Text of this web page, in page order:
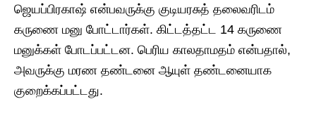
ஜெயப்பிரகாஷ் என்பவருக்கு குடியரசுத் தலைவரிடம்
கருணை மனு போட்டார்கள். கிட்டத்தட்ட 14 கருணை
மனுக்கள் போடப்பட்டன. பெரிய காலதாமதம் என்பதால்,
அவருக்கு மரண தண்டனை ஆயுள் தண்டனையாக
குறைக்கப்பட்டது.